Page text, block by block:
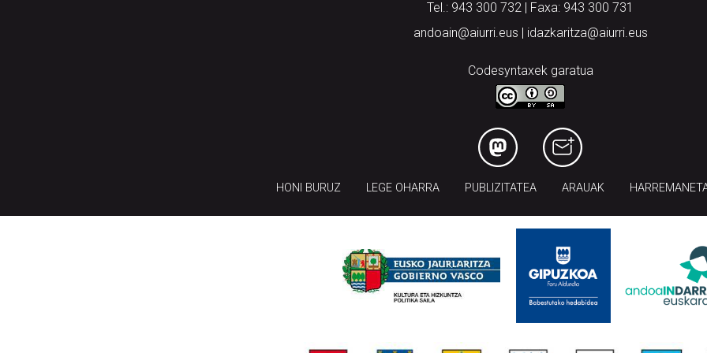
Tel.: 943 300 732 | Faxa: 943 300 731
andoain@aiurri.eus | idazkaritza@aiurri.eus
Codesyntaxek garatua
HONI BURUZ LEGE OHARRA PUBLIZITATEA ARAUAK